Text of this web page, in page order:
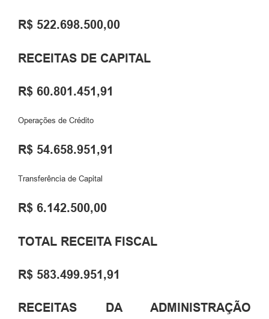
R$ 522.698.500,00
RECEITAS DE CAPITAL
R$ 60.801.451,91
Operações de Crédito
R$ 54.658.951,91
Transferência de Capital
R$ 6.142.500,00
TOTAL RECEITA FISCAL
R$ 583.499.951,91
RECEITAS DA ADMINISTRAÇÃO